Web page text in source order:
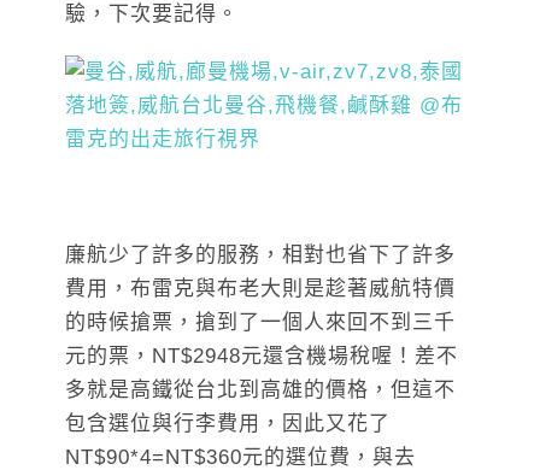
驗，下次要記得。
廉航少了許多的服務，相對也省下了許多
費用，布雷克與布老大則是趁著威航特價
的時候搶票，搶到了一個人來回不到三千
元的票，NT$2948元還含機場稅喔！差不
多就是高鐵從台北到高雄的價格，但這不
包含選位與行李費用，因此又花了
NT$90*4=NT$360元的選位費，與去